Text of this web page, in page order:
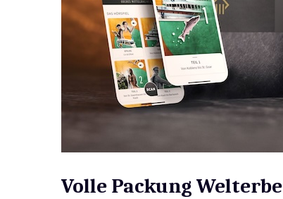
Volle Packung Welterbe